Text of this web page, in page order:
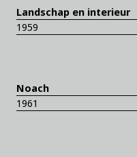
Landschap en interieur
1959
Noach
1961